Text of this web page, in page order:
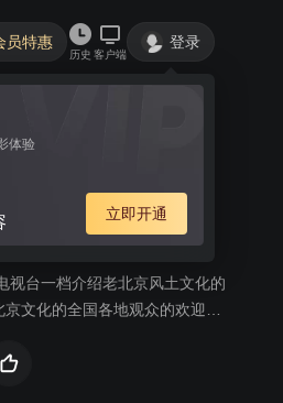
员特惠
历史 客户端
登录
体验
立即开通
视台一档介绍老北京风土文化的
文化的全国各地观众的欢迎。
目的风格与城市的风格相一